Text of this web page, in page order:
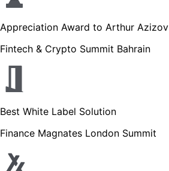
Appreciation Award to Arthur Azizov
Fintech & Crypto Summit Bahrain
Best White Label Solution
Finance Magnates London Summit